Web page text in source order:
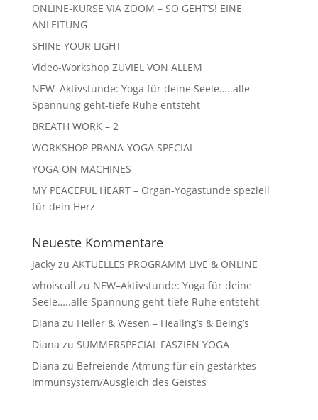
ONLINE-KURSE VIA ZOOM – SO GEHT’S! EINE
ANLEITUNG
SHINE YOUR LIGHT
Video-Workshop ZUVIEL VON ALLEM
NEW–Aktivstunde: Yoga für deine Seele…..alle
Spannung geht-tiefe Ruhe entsteht
BREATH WORK – 2
WORKSHOP PRANA-YOGA SPECIAL
YOGA ON MACHINES
MY PEACEFUL HEART – Organ-Yogastunde speziell
für dein Herz
Neueste Kommentare
Jackyzu AKTUELLES PROGRAMM LIVE & ONLINE
whoiscall zu NEW–Aktivstunde: Yoga für deine
Seele…..alle Spannung geht-tiefe Ruhe entsteht
Diana zu Heiler & Wesen – Healing’s & Being’s
Diana zu SUMMERSPECIAL FASZIEN YOGA
Diana zu Befreiende Atmung für ein gestärktes
Immunsystem/Ausgleich des Geistes